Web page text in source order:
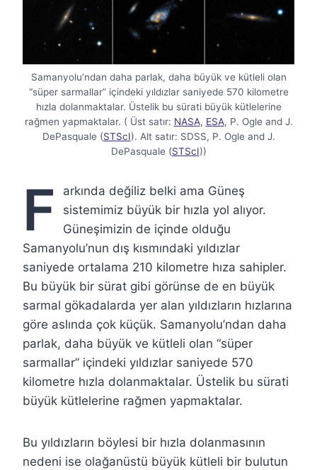
Samanyolu’ndan daha parlak, daha büyük ve kütleli olan
“süper sarmallar” içindeki yıldızlar saniyede 570 kilometre
hızla dolanmaktalar. Üstelik bu sürati büyük kütlelerine
rağmen yapmaktalar. ( Üst satır: NASA, ESA, P. Ogle and J.
DePasquale (STScI). Alt satır: SDSS, P. Ogle and J.
DePasquale (STScI))
F
arkında değiliz belki ama Güneş
sistemimiz büyük bir hızla yol alıyor.
Güneşimizin de içinde olduğu
Samanyolu’nun dış kısmındaki yıldızlar
saniyede ortalama 210 kilometre hıza sahipler.
Bu büyük bir sürat gibi görünse de en büyük
sarmal gökadalarda yer alan yıldızların hızlarına
göre aslında çok küçük. Samanyolu’ndan daha
parlak, daha büyük ve kütleli olan “süper
sarmallar” içindeki yıldızlar saniyede 570
kilometre hızla dolanmaktalar. Üstelik bu sürati
büyük kütlelerine rağmen yapmaktalar.
Bu yıldızların böylesi bir hızla dolanmasının
nedeni ise olağanüstü büyük kütleli bir bulutun